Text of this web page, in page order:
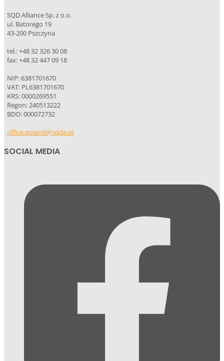
SQD Alliance Sp. z o.o.
ul. Batorego 19
43-200 Pszczyna
tel.: +48 32 326 30 08
fax: +48 32 447 09 18
NIP: 6381701670
VAT: PL6381701670
KRS: 0000269551
Regon: 240513222
BDO: 000072732
office.poland@sqda.pl
SOCIAL MEDIA